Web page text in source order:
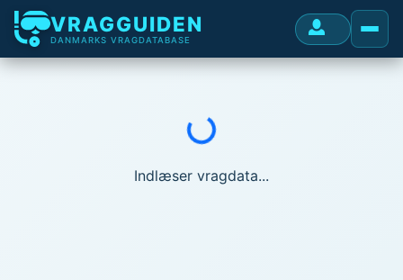
VRAGGUIDEN
DANMARKS VRAGDATABASE
Indlæser...
Indlæser vragdata...